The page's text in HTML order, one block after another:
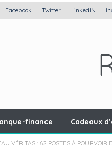
Facebook Twitter LinkedIN
finance Cadeaux
VÉRITAS : 62 POSTES À POURVOIR